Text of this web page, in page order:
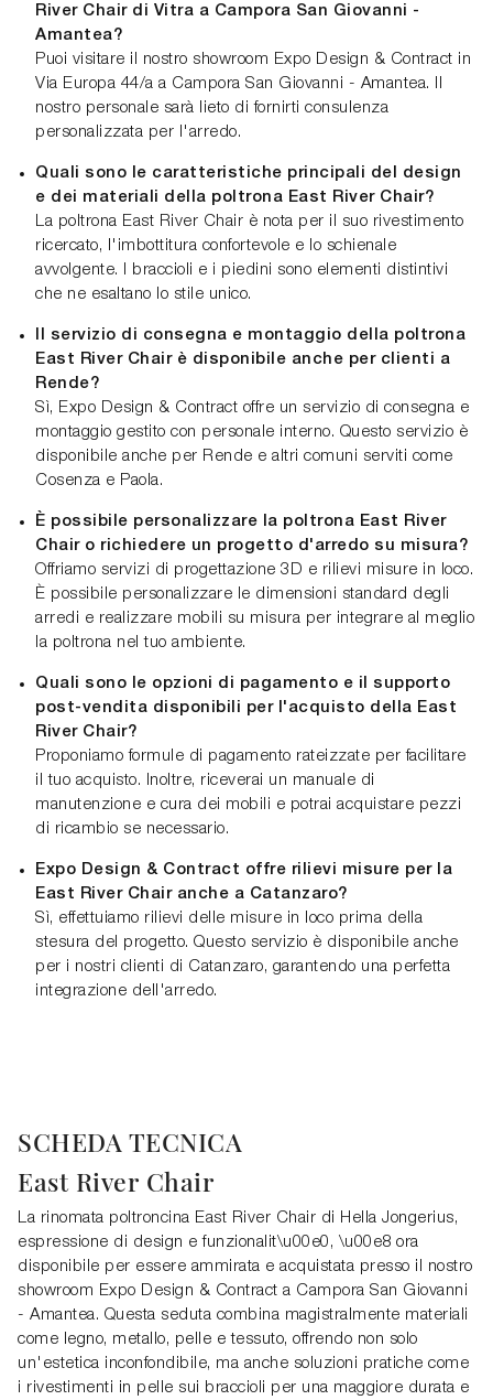
River Chair di Vitra a Campora San Giovanni -
Amantea?
Puoi visitare il nostro showroom Expo Design & Contract in
Via Europa 44/a a Campora San Giovanni - Amantea. Il
nostro personale sarà lieto di fornirti consulenza
personalizzata per l'arredo.
Quali sono le caratteristiche principali del design
e dei materiali della poltrona East River Chair?
La poltrona East River Chair è nota per il suo rivestimento
ricercato, l'imbottitura confortevole e lo schienale
avvolgente. I braccioli e i piedini sono elementi distintivi
che ne esaltano lo stile unico.
Il servizio di consegna e montaggio della poltrona
East River Chair è disponibile anche per clienti a
Rende?
Sì, Expo Design & Contract offre un servizio di consegna e
montaggio gestito con personale interno. Questo servizio è
disponibile anche per Rende e altri comuni serviti come
Cosenza e Paola.
È possibile personalizzare la poltrona East River
Chair o richiedere un progetto d'arredo su misura?
Offriamo servizi di progettazione 3D e rilievi misure in loco.
È possibile personalizzare le dimensioni standard degli
arredi e realizzare mobili su misura per integrare al meglio
la poltrona nel tuo ambiente.
Quali sono le opzioni di pagamento e il supporto
post-vendita disponibili per l'acquisto della East
River Chair?
Proponiamo formule di pagamento rateizzate per facilitare
il tuo acquisto. Inoltre, riceverai un manuale di
manutenzione e cura dei mobili e potrai acquistare pezzi
di ricambio se necessario.
Expo Design & Contract offre rilievi misure per la
East River Chair anche a Catanzaro?
Sì, effettuiamo rilievi delle misure in loco prima della
stesura del progetto. Questo servizio è disponibile anche
per i nostri clienti di Catanzaro, garantendo una perfetta
integrazione dell'arredo.
SCHEDA TECNICA
East River Chair
La rinomata poltroncina East River Chair di Hella Jongerius,
espressione di design e funzionalit\u00e0, \u00e8 ora
disponibile per essere ammirata e acquistata presso il nostro
showroom Expo Design & Contract a Campora San Giovanni
- Amantea. Questa seduta combina magistralmente materiali
come legno, metallo, pelle e tessuto, offrendo non solo
un'estetica inconfondibile, ma anche soluzioni pratiche come
i rivestimenti in pelle sui braccioli per una maggiore durata e